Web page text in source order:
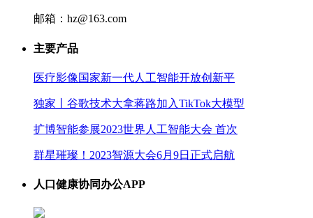
邮箱：hz@163.com
主要产品
医疗影像国家新一代人工智能开放创新平
独家丨谷歌技术大拿蒋路加入TikTok大模型
扩博智能参展2023世界人工智能大会 首次
群星璀璨！2023智源大会6月9日正式启航
人口健康协同办公APP